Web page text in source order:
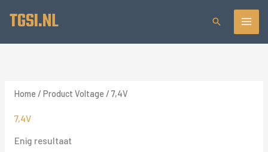
naarTGSI.NL Zoeken
Home / Product Voltage / 7,4V
7,4V
Enig resultaat